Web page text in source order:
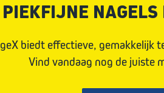
PIEKFIJNE NAGELS
biedt effectieve, gemakkelijk
Vind vandaag nog de juiste